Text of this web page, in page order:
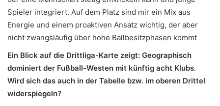
Spieler integriert. Auf dem Platz sind mir ein Mix aus
Energie und einem proaktiven Ansatz wichtig, der aber
nicht zwangsläufig über hohe Ballbesitzphasen kommt
Ein Blick auf die Drittliga-Karte zeigt: Geographisch
dominiert der Fußball-Westen mit künftig acht Klubs.
Wird sich das auch in der Tabelle bzw. im oberen Drittel
widerspiegeln?